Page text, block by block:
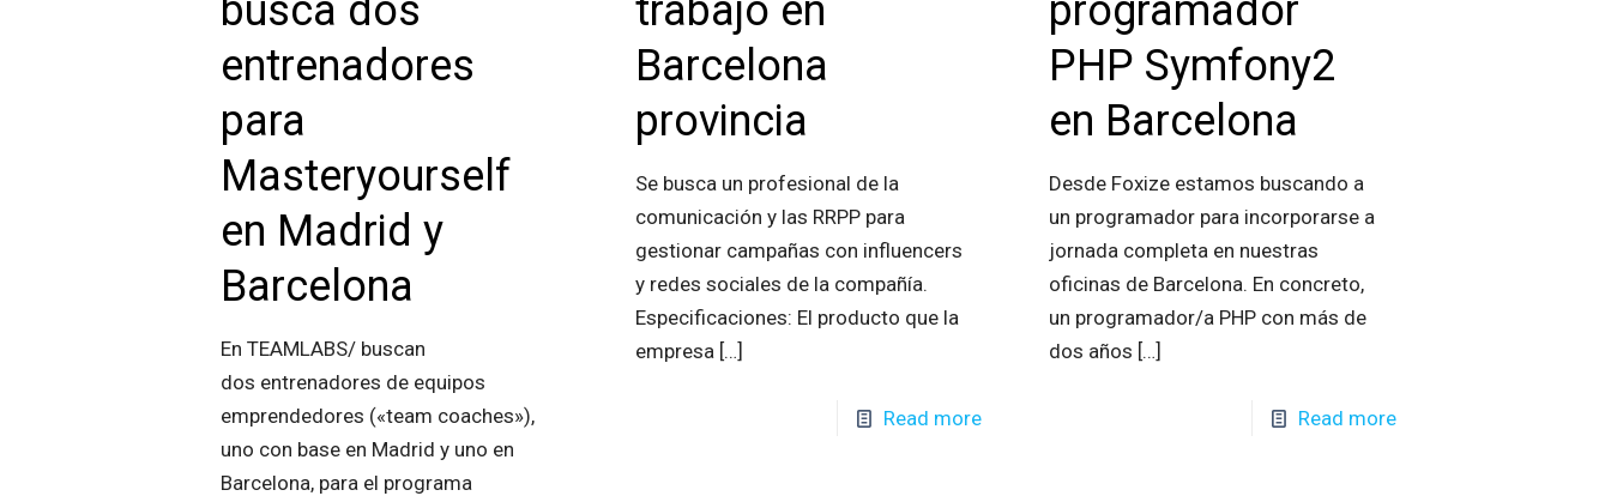
busca dos
entrenadores
para
Masteryourself
en Madrid y
Barcelona
En TEAMLABS/ buscan
dos entrenadores de equipos
emprendedores («team coaches»),
uno con base en Madrid y uno en
Barcelona, para el programa
trabajo en
Barcelona
provincia
Se busca un profesional de la
comunicación y las RRPP para
gestionar campañas con influencers
y redes sociales de la compañía.
Especificaciones: El producto que la
empresa[…]
Read more
programador
PHP Symfony2
en Barcelona
Desde Foxize estamos buscando a
un programador para incorporarse a
jornada completa en nuestras
oficinas de Barcelona. En concreto,
un programador/a PHP con más de
dos años […]
Read more